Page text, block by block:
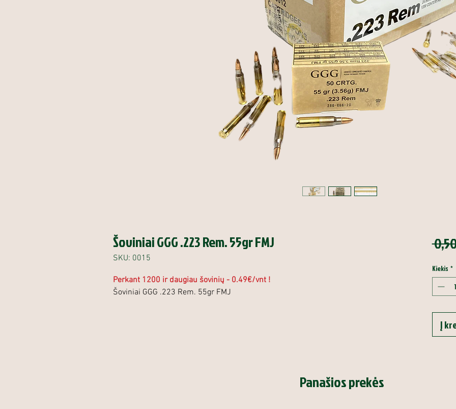
Šoviniai GGG .223 Rem. 55gr FMJ
SKU: 0015
Perkant 1200 ir daugiau šovinių - 0.49€/vnt !
Šoviniai GGG .223 Rem. 55gr FMJ
Kiekis *
Į
Panašios prekės